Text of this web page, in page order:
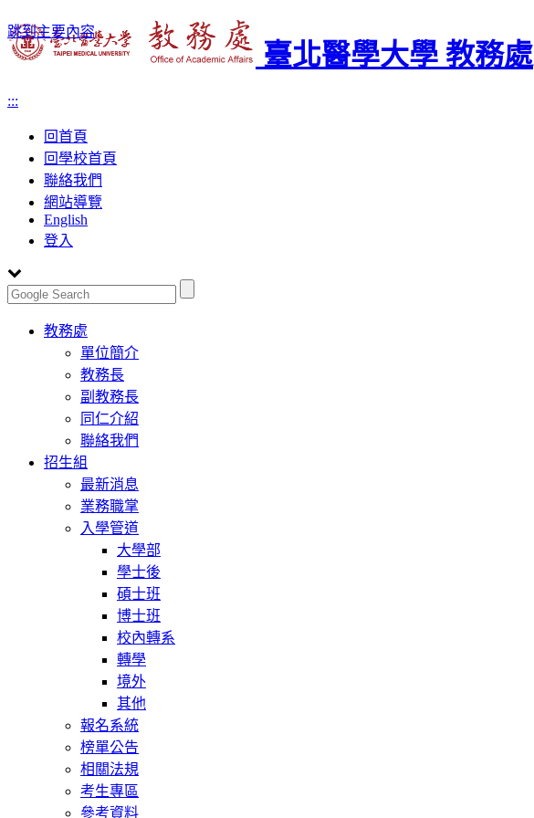
跳到主要內容
臺北醫學大學 教務處
:::
回首頁
回學校首頁
聯絡我們
網站導覽
English
登入
Toggle
navigation
教務處
單位簡介
教務長
副教務長
同仁介紹
聯絡我們
招生組
最新消息
業務職掌
入學管道
大學部
學士後
碩士班
博士班
校內轉系
轉學
境外
其他
報名系統
榜單公告
相關法規
考生專區
參考資料